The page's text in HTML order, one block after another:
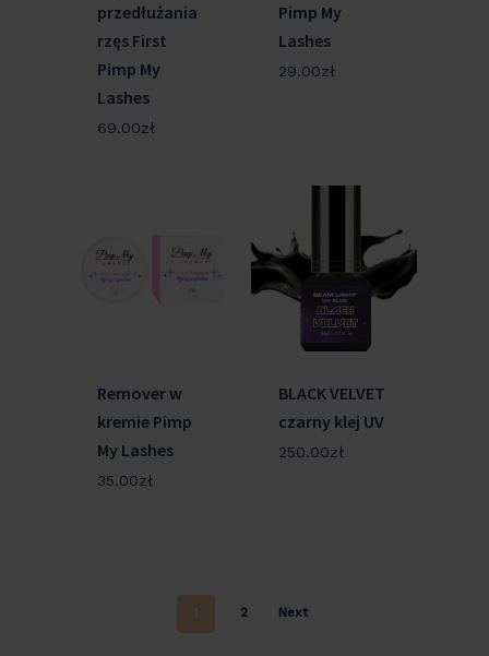
przedłużania
rzęs First
Pimp My
Lashes
69.00zł
Pimp My
Lashes
29.00zł
Remover w
kremie Pimp
My Lashes
35.00zł
BLACK VELVET
czarny klej UV
250.00zł
1 2 Next